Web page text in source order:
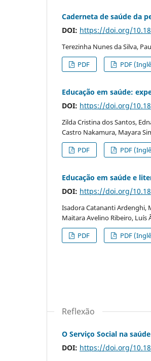
Caderneta de saúde da
DOI: https://doi.org/
Terezinha Nunes da Silva,
PDF
PDF
Educação em saúde:
DOI: https://doi.org/
Zilda Cristina dos Santos,
Castro Nakamura, Mayara
PDF PDF
Educação em saúde e
DOI: https://doi.org/
Isadora Catananti Ardenghi,
Maitara Avelino Ribeiro, Luís
PDF PDF
Reflexão
O Serviço Social na
DOI: https://doi.org/